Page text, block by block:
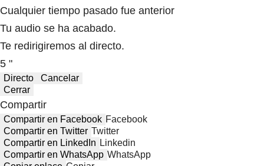
Cualquier tiempo pasado fue anterior
Tu audio se ha acabado.
Te redirigiremos al directo.
5 "
Directo
Cancelar
Cerrar
Compartir
Compartir en Facebook Facebook
Compartir en Twitter Twitter
Compartir en LinkedIn Linkedin
Compartir en WhatsApp WhatsApp